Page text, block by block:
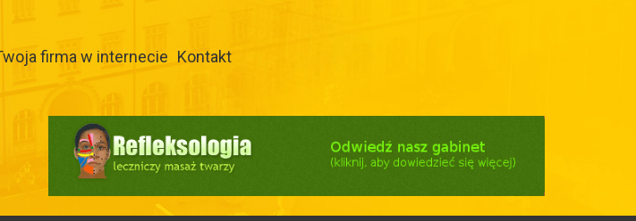
firma w internecie Kontakt